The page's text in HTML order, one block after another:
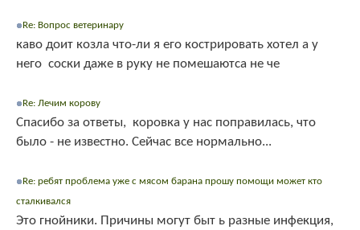
Re: Вопрос ветеринару
каво доит козла что-ли я его кострировать хотел а у
него соски даже в руку не помешаютса не че
Re: Лечим корову
Спасибо за ответы, коровка у нас поправилась, что
было - не известно. Сейчас все нормально...
Re: ребят проблема уже с мясом барана прошу помощи может кто
сталкивался
Это гнойники. Причины могут быт ь разные инфекция,